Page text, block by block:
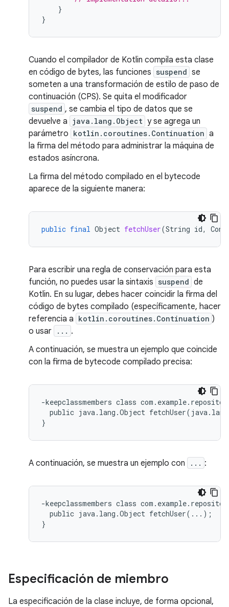
}
}
Cuando el compilador de Kotlin compila esta clase
en código de bytes, las funciones suspend se
someten a una transformación de estilo de paso de
continuación (CPS). Se quita el modificador
suspend , se cambia el tipo de datos que se
devuelve a java.lang.Object y se agrega un
parámetro kotlin.coroutines.Continuation a
la firma del método para administrar la máquina de
estados asíncrona.
La firma del método compilado en el bytecode
aparece de la siguiente manera:
public final Object fetchUser(String id,
Para escribir una regla de conservación para esta
función, no puedes usar la sintaxis suspend de
Kotlin. En su lugar, debes hacer coincidir la firma del
código de bytes compilado (específicamente, hacer
referencia a kotlin.coroutines.Continuation )
o usar
... .
A continuación, se muestra un ejemplo que coincide
con la firma de bytecode compilado precisa:
-keepclassmembers class
public java.lang.Object
A continuación, se muestra un ejemplo con ... :
-keepclassmembers class
  public java.lang.Object fetchUser(...);
Especificación de miembro
La especificación de la clase incluye, de forma opcional,